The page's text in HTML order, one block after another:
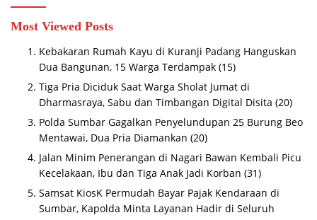
Most Viewed Posts
Kebakaran Rumah Kayu di Kuranji Padang Hanguskan
Dua Bangunan, 15 Warga Terdampak (15)
Tiga Pria Diciduk Saat Warga Sholat Jumat di
Dharmasraya, Sabu dan Timbangan Digital Disita (20)
Polda Sumbar Gagalkan Penyelundupan 25 Burung Beo
Mentawai, Dua Pria Diamankan (20)
Jalan Minim Penerangan di Nagari Bawan Kembali Picu
Kecelakaan, Ibu dan Tiga Anak Jadi Korban (31)
Samsat KiosK Permudah Bayar Pajak Kendaraan di
Sumbar, Kapolda Minta Layanan Hadir di Seluruh